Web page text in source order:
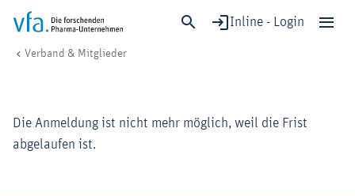
Inline - Login
Gesundheit & Versorgung
Wirtschaft & Standort
Verband & Mitglieder
Die Anmeldung ist nicht mehr möglich, weil die Frist
abgelaufen ist.